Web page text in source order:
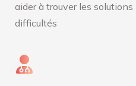
aider à trouver les
difficultés